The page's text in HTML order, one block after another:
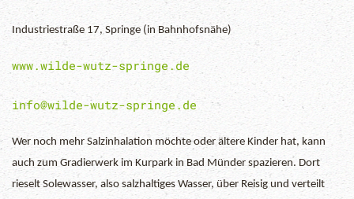
Industriestraße 17, Springe (in Bahnhofsnähe)
www.wilde-wutz-springe.de
info@wilde-wutz-springe.de
Wer noch mehr Salzinhalation möchte oder ältere Kinder hat, kann
auch zum Gradierwerk im Kurpark in Bad Münder spazieren. Dort
rieselt Solewasser, also salzhaltiges Wasser, über Reisig und verteilt